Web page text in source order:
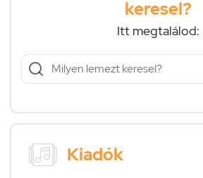
keresel?
Itt megtalálod:
Kiadók